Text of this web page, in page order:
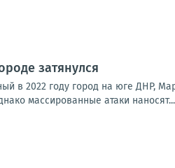
затянулся
в 2022 году город на юге ДНР,
массированные атаки наносят...